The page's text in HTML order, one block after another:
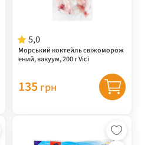
5,0
Морський коктейль свіжоморож
ений, вакуум, 200 г Vici
135 грн